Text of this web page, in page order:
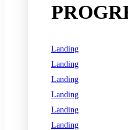
Landing
Landing
Landing
Landing
Landing
Landing